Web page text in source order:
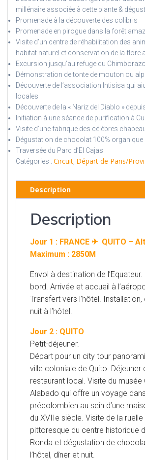
millénaire associée à cette plante &
Promenade à la découverte des colibris
Promenade en pirogue dans la forêt
Visite d’un centre de réhabilitation des
habitat naturel et conservation de la flore
Excursion jusqu’au refuge du
Démonstration de tonte de mouton ou
Découverte de l’association Intisisa qui
locales
Découverte de la « Nariz del Diablo »
Initiation à une séance de purification à
Visite d’une fabrique des célèbres
Dégustation de chocolat 100% organique
Traversée du Parc d’El Cajas
Catégories : Circuit, Départ de Paris/
Description
Description
Jour 1 : FRANCE ✈ QUITO –
Maximum : 2850M
Envol à destination de
bord. Arrivée et accueil à
Transfert vers l’hôtel. Installation,
nuit à l’hôtel.
Jour 2 : QUITO
Petit-déjeuner.
Départ pour un city tour
ville coloniale de Quito. Déjeuner
restaurant local. Visite du musée
Alabado qui offre un voyage
précolombien au sein d’une
du XVIIe siècle. Visite de la
pittoresque du centre historique
Ronda et dégustation de
l’hôtel, dîner et nuit.